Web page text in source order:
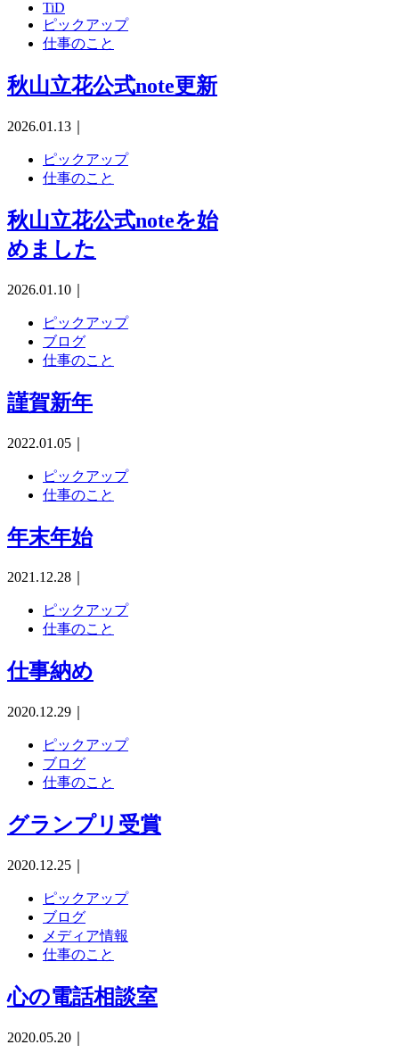
TiD
ピックアップ
仕事のこと
秋山立花公式note更新
2026.01.13
ピックアップ
仕事のこと
秋山立花公式noteを始
めました
2026.01.10
ピックアップ
ブログ
仕事のこと
謹賀新年
2022.01.05
ピックアップ
仕事のこと
年末年始
2021.12.28
ピックアップ
仕事のこと
仕事納め
2020.12.29
ピックアップ
ブログ
仕事のこと
グランプリ受賞
2020.12.25
ピックアップ
ブログ
メディア情報
仕事のこと
心の電話相談室
2020.05.20